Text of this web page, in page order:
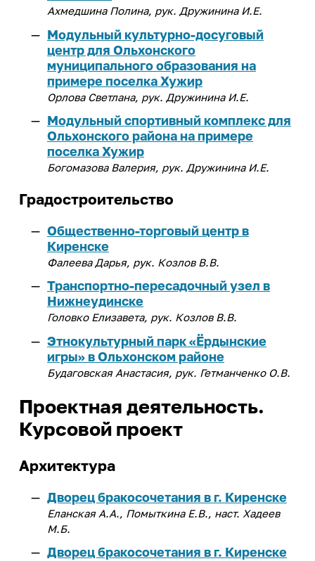
Ахмедшина Полина, рук. Дружинина И.Е.
Модульный культурно-досуговый
центр для Ольхонского
муниципального образования на
примере поселка Хужир
Орлова Светлана, рук. Дружинина И.Е.
Модульный спортивный комплекс для
Ольхонского района на примере
поселка Хужир
Богомазова Валерия, рук. Дружинина И.Е.
Градостроительство
Общественно-торговый центр в
Киренске
Фалеева Дарья, рук. Козлов В.В.
Транспортно-пересадочный узел в
Нижнеудинске
Головко Елизавета, рук. Козлов В.В.
Этнокультурный парк «Ёрдынские
игры» в Ольхонском районе
Будаговская Анастасия, рук. Гетманченко О.В.
Проектная деятельность.
Курсовой проект
Архитектура
Дворец бракосочетания в г. Киренске
Еланская А.А., Помыткина Е.В., наст. Хадеев
М.Б.
Дворец бракосочетания в г. Киренске